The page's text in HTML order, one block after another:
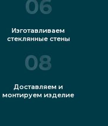
от 2800
от 5400
06
Изготавливаем
стеклянные стены
08
Доставляем и
монтируем изделие